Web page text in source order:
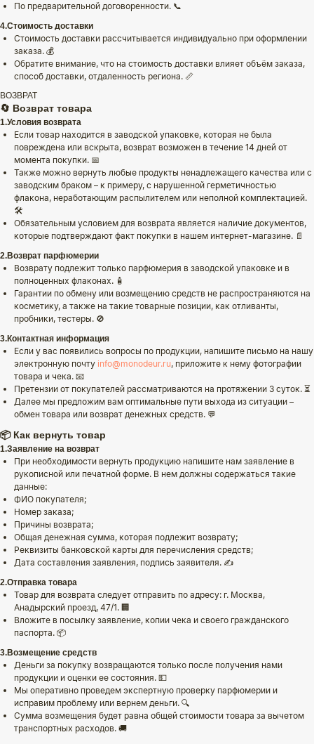
По предварительной договоренности. 📞
4.Стоимость доставки
Стоимость доставки рассчитывается индивидуально при оформлении
заказа. 💰
Обратите внимание, что на стоимость доставки влияет объём заказа,
способ доставки, отдаленность региона. 📏
ВОЗВРАТ
🔄 Возврат товара
1.Условия возврата
Если товар находится в заводской упаковке, которая не была
повреждена или вскрыта, возврат возможен в течение 14 дней от
момента покупки. 📅
Также можно вернуть любые продукты ненадлежащего качества или с
заводским браком – к примеру, с нарушенной герметичностью
флакона, неработающим распылителем или неполной комплектацией.
🛠️
Обязательным условием для возврата является наличие документов,
которые подтверждают факт покупки в нашем интернет-магазине. 📄
2.Возврат парфюмерии
Возврату подлежит только парфюмерия в заводской упаковке и в
полноценных флаконах. 🧴
Гарантии по обмену или возмещению средств не распространяются на
косметику, а также на такие товарные позиции, как отливанты,
пробники, тестеры. 🚫
3.Контактная информация
Если у вас появились вопросы по продукции, напишите письмо на нашу
электронную почту info@monodeur.ru, приложите к нему фотографии
товара и чека. 📧
Претензии от покупателей рассматриваются на протяжении 3 суток. ⏳
Далее мы предложим вам оптимальные пути выхода из ситуации –
обмен товара или возврат денежных средств. 💬
📦 Как вернуть товар
1.Заявление на возврат
При необходимости вернуть продукцию напишите нам заявление в
рукописной или печатной форме. В нем должны содержаться такие
данные:
ФИО покупателя;
Номер заказа;
Причины возврата;
Общая денежная сумма, которая подлежит возврату;
Реквизиты банковской карты для перечисления средств;
Дата составления заявления, подпись заявителя. ✍️
2.Отправка товара
Товар для возврата следует отправить по адресу: г. Москва,
Анадырский проезд, 47/1. 🏢
Вложите в посылку заявление, копии чека и своего гражданского
паспорта. 📦
3.Возмещение средств
Деньги за покупку возвращаются только после получения нами
продукции и оценки ее состояния. 💵
Мы оперативно проведем экспертную проверку парфюмерии и
исправим проблему или вернем деньги. 🔍
Сумма возмещения будет равна общей стоимости товара за вычетом
транспортных расходов. 🚚